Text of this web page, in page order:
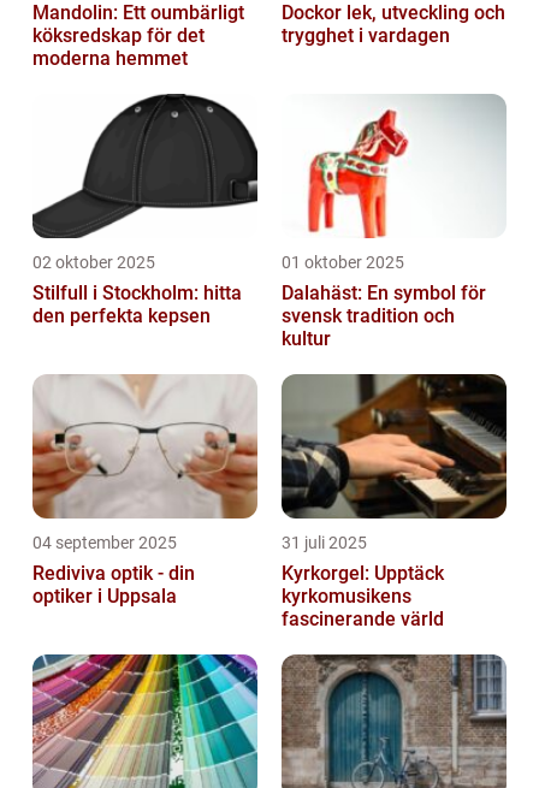
Mandolin: Ett oumbärligt
köksredskap för det
moderna hemmet
Dockor lek, utveckling och
trygghet i vardagen
02 oktober 2025
Stilfull i Stockholm: hitta
den perfekta kepsen
01 oktober 2025
Dalahäst: En symbol för
svensk tradition och
kultur
04 september 2025
Rediviva optik - din
optiker i Uppsala
31 juli 2025
Kyrkorgel: Upptäck
kyrkomusikens
fascinerande värld